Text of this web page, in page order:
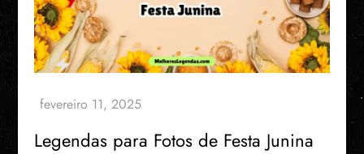
Legendas para Fotos de Festa Junina